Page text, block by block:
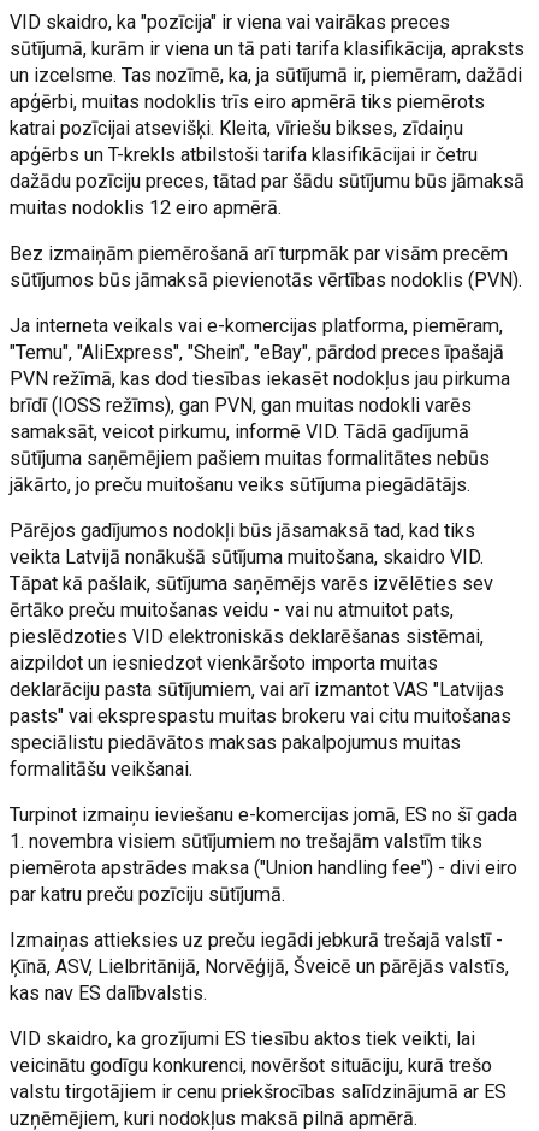
VID skaidro, ka "pozīcija" ir viena vai vairākas preces
sūtījumā, kurām ir viena un tā pati tarifa klasifikācija, apraksts
un izcelsme. Tas nozīmē, ka, ja sūtījumā ir, piemēram, dažādi
apģērbi, muitas nodoklis trīs eiro apmērā tiks piemērots
katrai pozīcijai atsevišķi. Kleita, vīriešu bikses, zīdaiņu
apģērbs un T-krekls atbilstoši tarifa klasifikācijai ir četru
dažādu pozīciju preces, tātad par šādu sūtījumu būs jāmaksā
muitas nodoklis 12 eiro apmērā.
Bez izmaiņām piemērošanā arī turpmāk par visām precēm
sūtījumos būs jāmaksā pievienotās vērtības nodoklis (PVN).
Ja interneta veikals vai e-komercijas platforma, piemēram,
"Temu", "AliExpress", "Shein", "eBay", pārdod preces īpašajā
PVN režīmā, kas dod tiesības iekasēt nodokļus jau pirkuma
brīdī (IOSS režīms), gan PVN, gan muitas nodokli varēs
samaksāt, veicot pirkumu, informē VID. Tādā gadījumā
sūtījuma saņēmējiem pašiem muitas formalitātes nebūs
jākārto, jo preču muitošanu veiks sūtījuma piegādātājs.
Pārējos gadījumos nodokļi būs jāsamaksā tad, kad tiks
veikta Latvijā nonākušā sūtījuma muitošana, skaidro VID.
Tāpat kā pašlaik, sūtījuma saņēmējs varēs izvēlēties sev
ērtāko preču muitošanas veidu - vai nu atmuitot pats,
pieslēdzoties VID elektroniskās deklarēšanas sistēmai,
aizpildot un iesniedzot vienkāršoto importa muitas
deklarāciju pasta sūtījumiem, vai arī izmantot VAS "Latvijas
pasts" vai eksprespastu muitas brokeru vai citu muitošanas
speciālistu piedāvātos maksas pakalpojumus muitas
formalitāšu veikšanai.
Turpinot izmaiņu ieviešanu e-komercijas jomā, ES no šī gada
1. novembra visiem sūtījumiem no trešajām valstīm tiks
piemērota apstrādes maksa ("Union handling fee") - divi eiro
par katru preču pozīciju sūtījumā.
Izmaiņas attieksies uz preču iegādi jebkurā trešajā valstī -
Ķīnā, ASV, Lielbritānijā, Norvēģijā, Šveicē un pārējās valstīs,
kas nav ES dalībvalstis.
VID skaidro, ka grozījumi ES tiesību aktos tiek veikti, lai
veicinātu godīgu konkurenci, novēršot situāciju, kurā trešo
valstu tirgotājiem ir cenu priekšrocības salīdzinājumā ar ES
uzņēmējiem, kuri nodokļus maksā pilnā apmērā.